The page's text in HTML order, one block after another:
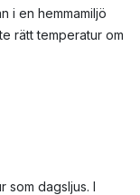
i en hemmamiljö
rätt temperatur om
som dagsljus. I